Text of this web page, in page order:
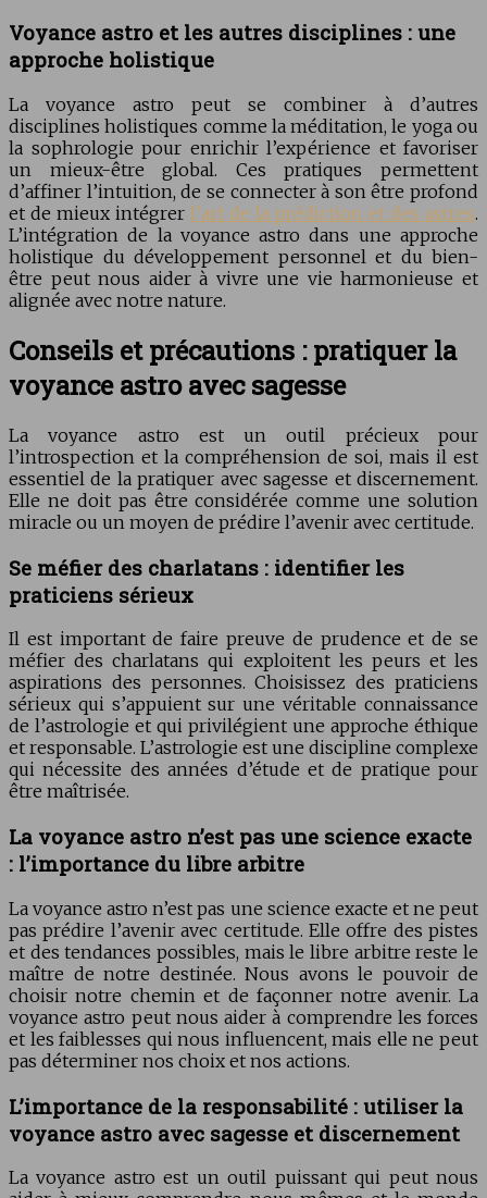
Voyance astro et les autres disciplines : une
approche holistique
La voyance astro peut se combiner à d’autres
disciplines holistiques comme la méditation, le yoga ou
la sophrologie pour enrichir l’expérience et favoriser
un mieux-être global. Ces pratiques permettent
d’affiner l’intuition, de se connecter à son être profond
et de mieux intégrer l’art de la prédiction et des astres.
L’intégration de la voyance astro dans une approche
holistique du développement personnel et du bien-
être peut nous aider à vivre une vie harmonieuse et
alignée avec notre nature.
Conseils et précautions : pratiquer la
voyance astro avec sagesse
La voyance astro est un outil précieux pour
l’introspection et la compréhension de soi, mais il est
essentiel de la pratiquer avec sagesse et discernement.
Elle ne doit pas être considérée comme une solution
miracle ou un moyen de prédire l’avenir avec certitude.
Se méfier des charlatans : identifier les
praticiens sérieux
Il est important de faire preuve de prudence et de se
méfier des charlatans qui exploitent les peurs et les
aspirations des personnes. Choisissez des praticiens
sérieux qui s’appuient sur une véritable connaissance
de l’astrologie et qui privilégient une approche éthique
et responsable. L’astrologie est une discipline complexe
qui nécessite des années d’étude et de pratique pour
être maîtrisée.
La voyance astro n’est pas une science exacte
: l’importance du libre arbitre
La voyance astro n’est pas une science exacte et ne peut
pas prédire l’avenir avec certitude. Elle offre des pistes
et des tendances possibles, mais le libre arbitre reste le
maître de notre destinée. Nous avons le pouvoir de
choisir notre chemin et de façonner notre avenir. La
voyance astro peut nous aider à comprendre les forces
et les faiblesses qui nous influencent, mais elle ne peut
pas déterminer nos choix et nos actions.
L’importance de la responsabilité : utiliser la
voyance astro avec sagesse et discernement
La voyance astro est un outil puissant qui peut nous